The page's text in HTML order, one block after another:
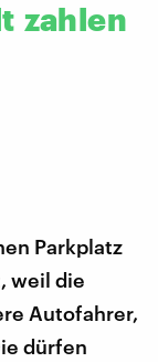
zahlen
Parkplatz
weil die
Autofahrer,
dürfen